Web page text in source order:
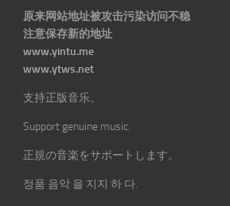
原来网站地址被攻击污染访问不稳
注意保存新的地址
www.yintu.me
www.ytws.net
支持正版音乐。
Support genuine music.
正規の音楽をサポートします。
정품 음악 을 지지 하 다.